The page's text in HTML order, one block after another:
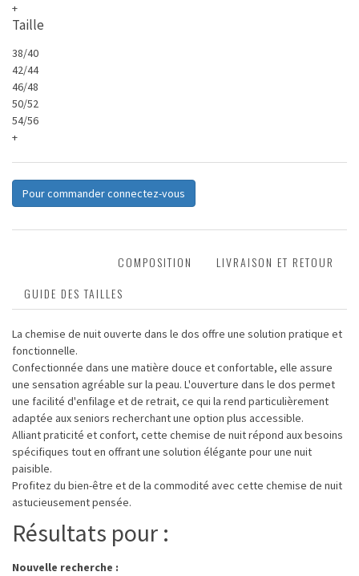
+
Taille
38/40
42/44
46/48
50/52
54/56
+
Pour commander connectez-vous
COMPOSITION
LIVRAISON ET RETOUR
GUIDE DES TAILLES
La chemise de nuit ouverte dans le dos offre une solution pratique et
fonctionnelle.
Confectionnée dans une matière douce et confortable, elle assure
une sensation agréable sur la peau. L'ouverture dans le dos permet
une facilité d'enfilage et de retrait, ce qui la rend particulièrement
adaptée aux seniors recherchant une option plus accessible.
Alliant praticité et confort, cette chemise de nuit répond aux besoins
spécifiques tout en offrant une solution élégante pour une nuit
paisible.
Profitez du bien-être et de la commodité avec cette chemise de nuit
astucieusement pensée.
Résultats pour :
Nouvelle recherche :